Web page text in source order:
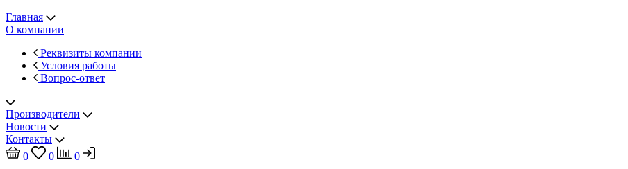
Главная
О компании
Реквизиты компании
Условия работы
Вопрос-ответ
Производители
Новости
Контакты
0
0
0